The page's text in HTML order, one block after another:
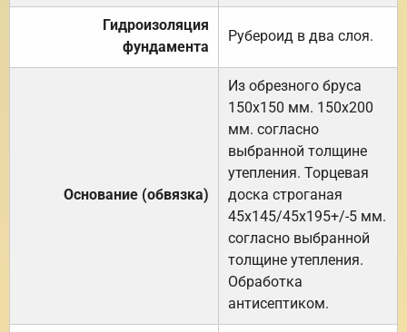
Гидроизоляция
фундамента
Рубероид в два слоя.
Основание (обвязка)
Из обрезного бруса
150х150 мм. 150х200
мм. согласно
выбранной толщине
утепления. Торцевая
доска строганая
45х145/45х195+/-5 мм.
согласно выбранной
толщине утепления.
Обработка
антисептиком.